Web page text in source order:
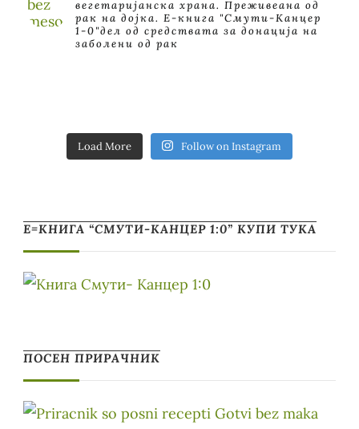
вегетаријанска храна. Преживеана од
рак на дојка. E-книга "Смути-Канцер
1-0"дел од средствата за донација на
заболени од рак
Load More Follow on Instagram
Е=КНИГА “СМУТИ-КАНЦЕР 1:0” КУПИ ТУКА
ПОСЕН ПРИРАЧНИК